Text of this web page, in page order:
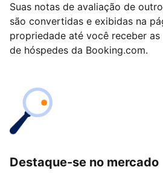
Suas notas de avaliação de
são convertidas e exibidas na
propriedade até você receber
de hóspedes da Booking.com.
Destaque-se no mercado